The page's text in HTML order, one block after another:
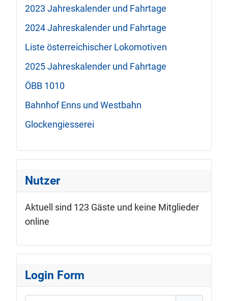
2023 Jahreskalender und Fahrtage
2024 Jahreskalender und Fahrtage
Liste österreichischer Lokomotiven
2025 Jahreskalender und Fahrtage
ÖBB 1010
Bahnhof Enns und Westbahn
Glockengiesserei
Nutzer
Aktuell sind 123 Gäste und keine Mitglieder
online
Login Form